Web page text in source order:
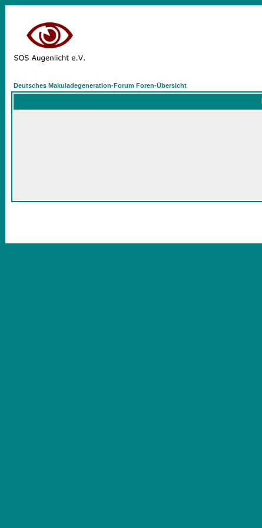
Deutsches Makuladegeneration-Forum Foren-Übersicht